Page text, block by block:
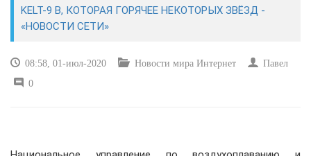
САЙТОСТРОЕНИЕ
ИНТЕРНЕТ И СВЯЗЬ
KELT-9 B, КОТОРАЯ ГОРЯЧЕЕ НЕКОТОРЫХ ЗВЁЗД -
«НОВОСТИ СЕТИ»
08:58, 01-июл-2020 Новости мира Интернет
Павел
0